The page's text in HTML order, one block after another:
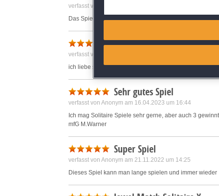
verfasst von Anonym am 15.12.2022 um 13:29
Das Spiel ist super man kann es sehr empfehlen
klasse spiel
verfasst von Anonym am 03.08.2023 um 18:43
ich liebe solitaire,besondders wenn es ausgefallen ist!
Sehr gutes Spiel
verfasst von Anonym am 16.04.2023 um 16:44
Ich mag Solitaire Spiele sehr gerne, aber auch 3
mfG M.Warner
Super Spiel
verfasst von Anonym am 21.11.2022 um 14:25
Dieses Spiel kann man lange spielen und immer wieder
Save and communicate